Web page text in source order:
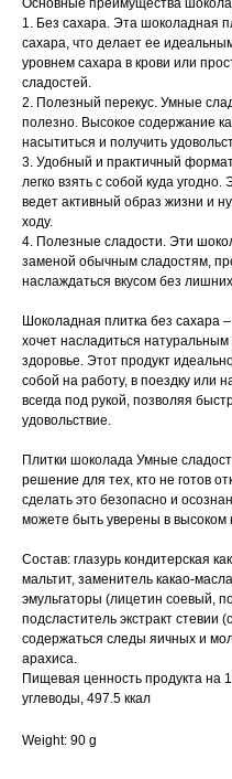
Основные преимущества
1. Без сахара. Эта шоколадная
сахара, что делает ее
уровнем сахара в крови или
сладостей.
2. Полезный перекус. Умные
полезно. Высокое содержание
насытиться и получить
3. Удобный и практичный
легко взять с собой куда
ведет активный образ жизни и
ходу.
4. Полезные сладости. Эти
заменой обычным сладостям,
наслаждаться вкусом без
Шоколадная плитка без сахара
хочет насладиться
здоровье. Этот продукт
собой на работу, в поездку или
всегда под рукой, позволяя
удовольствие.
Плитки шоколада Умные
решение для тех, кто не готов
сделать это безопасно и
можете быть уверены в высоком
Состав: глазурь кондитерская
мальтит, заменитель какао-
эмульгаторы (лицетин соевый,
подсластитель экстракт стевии
содержаться следы яичных и
арахиса.
Пищевая ценность продукта на
углеводы, 497.5 ккал
Weight: 90 g